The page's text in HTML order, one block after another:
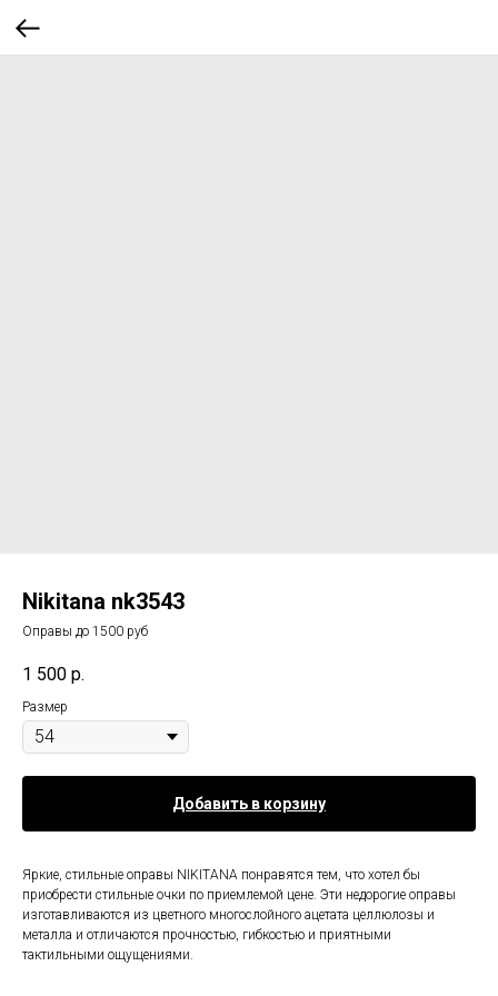
Nikitana nk3543
Оправы до 1500 руб
1 500 р.
Размер
Добавить в корзину
Яркие, стильные оправы NIKITANA понравятся тем, что хотел бы
приобрести стильные очки по приемлемой цене. Эти недорогие оправы
изготавливаются из цветного многослойного ацетата целлюлозы и
металла и отличаются прочностью, гибкостью и приятными
тактильными ощущениями.